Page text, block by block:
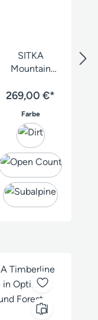
SITKA
Mountain
269,00 €*
Farbeauswählen